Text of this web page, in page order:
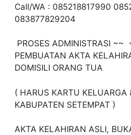
Call/WA : 085218817990
083877829204
PROSES ADMINISTRASI ~~
PEMBUATAN AKTA
DOMISILI ORANG TUA
( HARUS KARTU KELUARGA
KABUPATEN SETEMPAT )
AKTA KELAHIRAN ASLI,